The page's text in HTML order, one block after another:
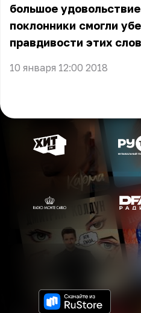
большое
поклонники смогли
правдивости этих
10 января 12:00 2018